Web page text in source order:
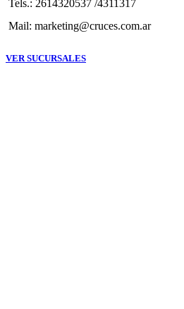
Tels.: 2614320537 /4311317
Mail: marketing@cruces.com.ar
VER SUCURSALES